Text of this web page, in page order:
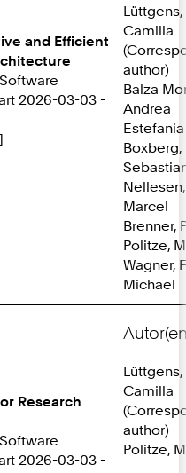
and Efficient
2026-03-03 -
]
Lüttgens,
Camilla
author)
Balza
Andrea
Estefania
Boxberg,
Nellesen,
Marcel
Brenner,
Politze,
Wagner,
Michael
Research
2026-03-03 -
Lüttgens,
Camilla
author)
Politze,